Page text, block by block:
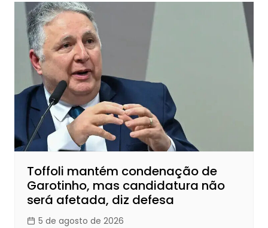
Toffoli mantém condenação de
Garotinho, mas candidatura não
será afetada, diz defesa
5 de agosto de 2026